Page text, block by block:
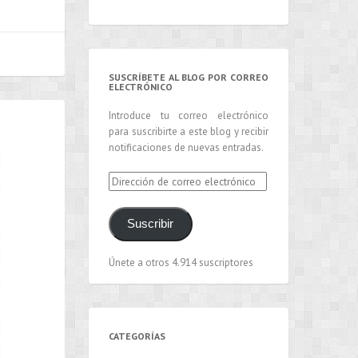
SUSCRÍBETE AL BLOG POR CORREO
ELECTRÓNICO
Introduce tu correo electrónico
para suscribirte a este blog y recibir
notificaciones de nuevas entradas.
Dirección
de
correo
electrónico
Suscribir
Únete a otros 4.914 suscriptores
CATEGORÍAS